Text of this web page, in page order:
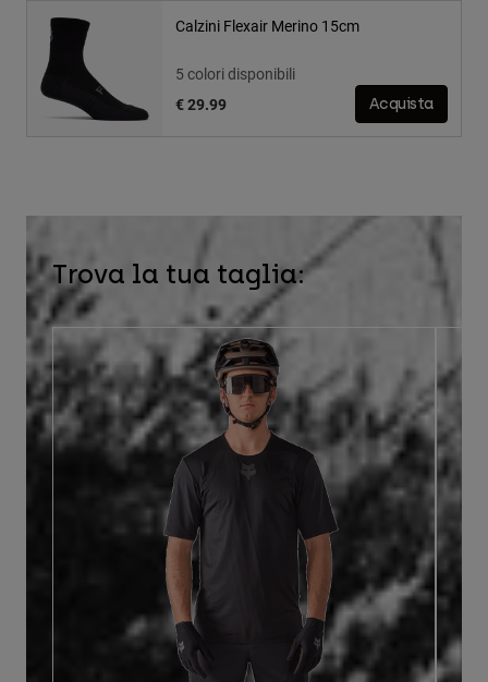
Calzini Flexair Merino 15cm
5 colori disponibili
€ 29.99
Acquista
Trova la tua taglia: